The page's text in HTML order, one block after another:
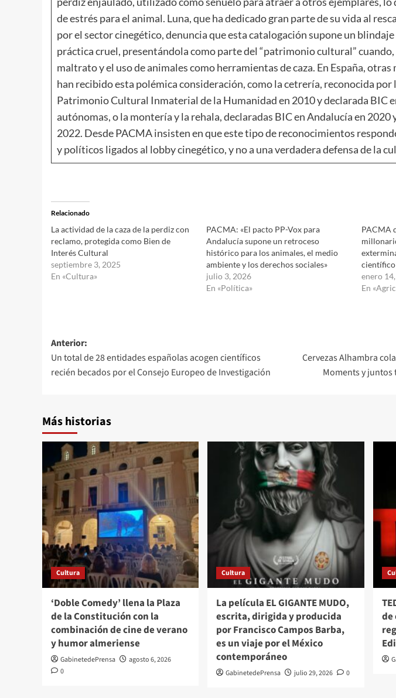
de estrés para el animal. Luna, que ha dedicado gran parte de su vida al
por el sector cinegético, denuncia que esta catalogación supone un
práctica cruel, presentándola como parte del “patrimonio cultural”
maltrato y el uso de animales como herramientas de caza. En España, otras
han recibido esta polémica consideración, como la cetrería, reconocida por
Patrimonio Cultural Inmaterial de la Humanidad en 2010 y declarada BIC
autónomas, o la montería y la rehala, declaradas BIC en Andalucía en 2020
2022. Desde PACMA insisten en que este tipo de reconocimientos
y políticos ligados al lobby cinegético, y no a una verdadera defensa de la
Relacionado
La actividad de la caza de la perdiz con
reclamo, protegida como Bien de
Interés Cultural
septiembre 3, 2025
En «Cultura»
PACMA: «El pacto PP-Vox para
Andalucía supone un retroceso
histórico para los animales, el medio
ambiente y los derechos sociales»
julio 3, 2026
En «Política»
PACMA
científico
enero
En
Navegación
de
entradas
Anterior:
Un total de 28 entidades españolas acogen científicos
recién becados por el Consejo Europeo de Investigación
Cervezas Alhambra
Moments y
Más historias
Cultura
‘Doble Comedy’ llena la Plaza
de la Constitución con la
combinación de cine de verano
y humor almeriense
GabinetedePrensa
agosto 6, 2026
0
Cultura
La película EL GIGANTE MUDO,
escrita, dirigida y producida
por Francisco Campos Barba,
es un viaje por el México
contemporáneo
GabinetedePrensa julio 29, 2026 0
de